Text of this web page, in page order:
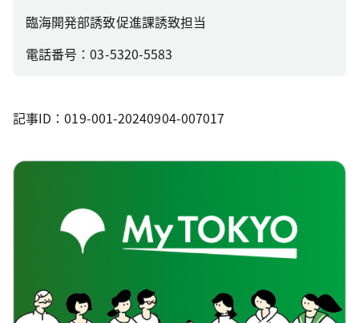
臨海開発部誘致促進課誘致担当
電話番号：03-5320-5583
記事ID：019-001-20240904-007017